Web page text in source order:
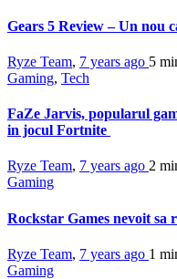
Gears 5 Review – Un nou
Ryze Team, 7 years ago 5
Gaming, Tech
FaZe Jarvis, popularul
in jocul Fortnite
Ryze Team, 7 years ago 2
Gaming
Rockstar Games nevoit sa
Ryze Team, 7 years ago 1
Gaming